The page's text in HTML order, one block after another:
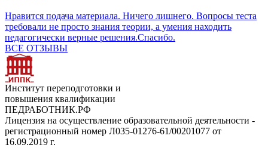
Нравится подача материала. Ничего лишнего. Вопросы теста
требовали не просто знания теории, а умения находить
педагогически верные решения.Спасибо.
ВСЕ ОТЗЫВЫ
Институт переподготовки и
повышения квалификации
ПЕДРАБОТНИК.РФ
Лицензия на осуществление образовательной деятельности -
регистрационный номер Л035-01276-61/00201077 от
16.09.2019 г.